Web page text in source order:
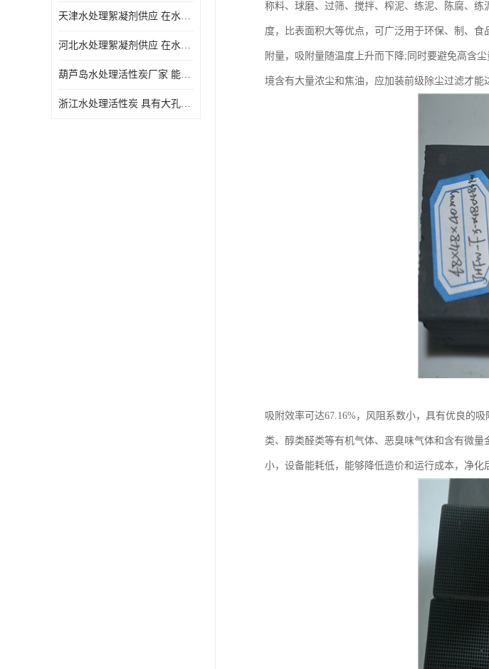
天津水处理絮凝剂供应 在水中的稳定性较好 絮凝速度快
河北水处理絮凝剂供应 在水中的稳定性较好 用量相对较少
葫芦岛水处理活性炭厂家 能够吸附大分子有机物 可再生能力较强
浙江水处理活性炭 具有大孔结构 具有较高的吸附能力
称料、球磨、过筛、搅拌、榨泥、练泥、陈腐、
度，比表面积大等优点，可广泛用于环保、制、
附量，吸附量随温度上升而下降;同时要避免高含
境含有大量浓尘和焦油，应加装前级除尘过滤才能
吸附效率可达67.16%，风阻系数小，具有优良的
类、醇类醛类等有机气体、恶臭味气体和含有微
小，设备能耗低，能够降低造价和运行成本，净化